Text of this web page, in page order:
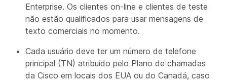
Enterprise. Os clientes on-line e clientes de teste
não estão qualificados para usar mensagens de
texto comerciais no momento.
Cada usuário deve ter um número de telefone
principal (TN) atribuído pelo Plano de chamadas
da Cisco em locais dos EUA ou do Canadá, caso